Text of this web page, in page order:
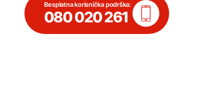
Besplatna korisnička podrška:
080 020 261